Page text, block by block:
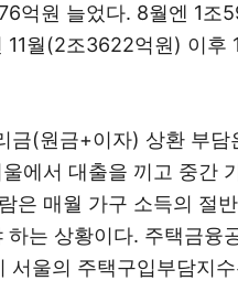
억원 늘었다. 8월엔 1조
11월(2조3622억원) 이후
금(원금+이자) 상환 부담
에서 대출을 끼고 중간
은 매월 가구 소득의 절
하는 상황이다. 주택금융
서울의 주택구입부담지